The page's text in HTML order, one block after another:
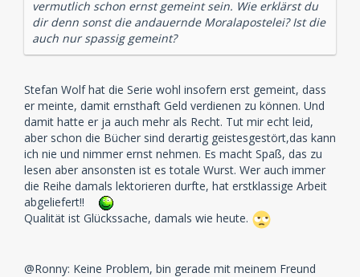
vermutlich schon ernst gemeint sein. Wie erklärst du
dir denn sonst die andauernde Moralapostelei? Ist die
auch nur spassig gemeint?
Stefan Wolf hat die Serie wohl insofern erst gemeint, dass
er meinte, damit ernsthaft Geld verdienen zu können. Und
damit hatte er ja auch mehr als Recht. Tut mir echt leid,
aber schon die Bücher sind derartig geistesgestört,das kann
ich nie und nimmer ernst nehmen. Es macht Spaß, das zu
lesen aber ansonsten ist es totale Wurst. Wer auch immer
die Reihe damals lektorieren durfte, hat erstklassige Arbeit
abgeliefert!!
Qualität ist Glückssache, damals wie heute.
@Ronny: Keine Problem, bin gerade mit meinem Freund